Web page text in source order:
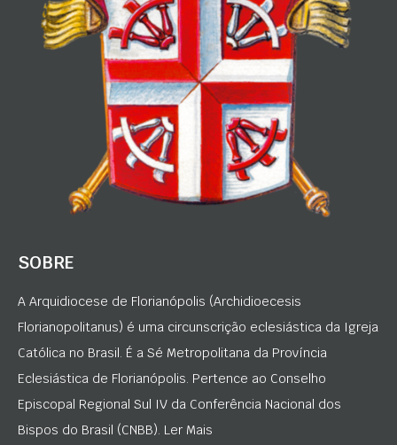
SOBRE
A Arquidiocese de Florianópolis (Archidioecesis
Florianopolitanus) é uma circunscrição eclesiástica da Igreja
Católica no Brasil. É a Sé Metropolitana da Província
Eclesiástica de Florianópolis. Pertence ao Conselho
Episcopal Regional Sul IV da Conferência Nacional dos
Bispos do Brasil (CNBB). Ler Mais